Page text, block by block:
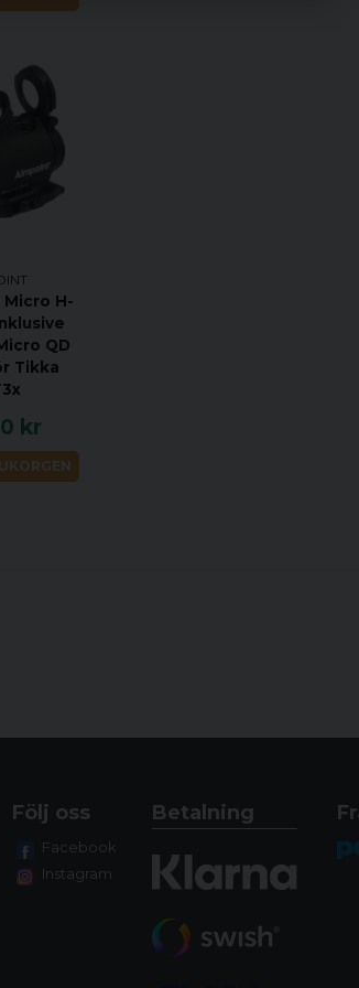
H-
QD
Tikka
kr
Följ oss
Facebook
Instagram
Betalning